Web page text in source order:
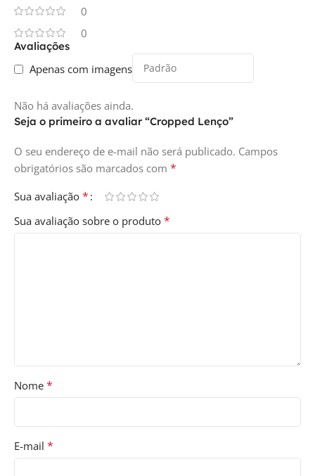
0
0
Avaliações
Apenas com imagens
Não há avaliações ainda.
Seja o primeiro a avaliar “Cropped Lenço”
O seu endereço de e-mail não será publicado. Campos
obrigatórios são marcados com *
Sua avaliação *
Sua avaliação sobre o produto *
Nome *
E-mail *